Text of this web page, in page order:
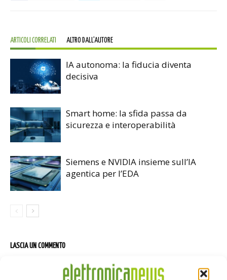
ARTICOLI CORRELATI ALTRO DALL'AUTORE
IA autonoma: la fiducia diventa
decisiva
Smart home: la sfida passa da
sicurezza e interoperabilità
Siemens e NVIDIA insieme sull’IA
agentica per l’EDA
LASCIA UN COMMENTO